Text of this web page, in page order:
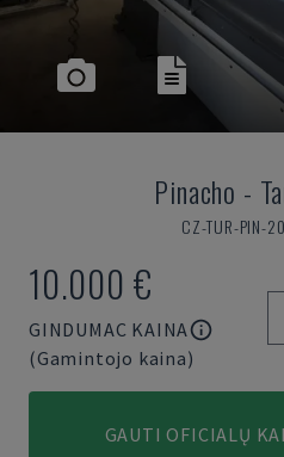
Pinacho -
CZ-TUR-PIN-
10.000 €
GINDUMAC KAINA
(Gamintojo kaina)
GAUTI OFICIALŲ